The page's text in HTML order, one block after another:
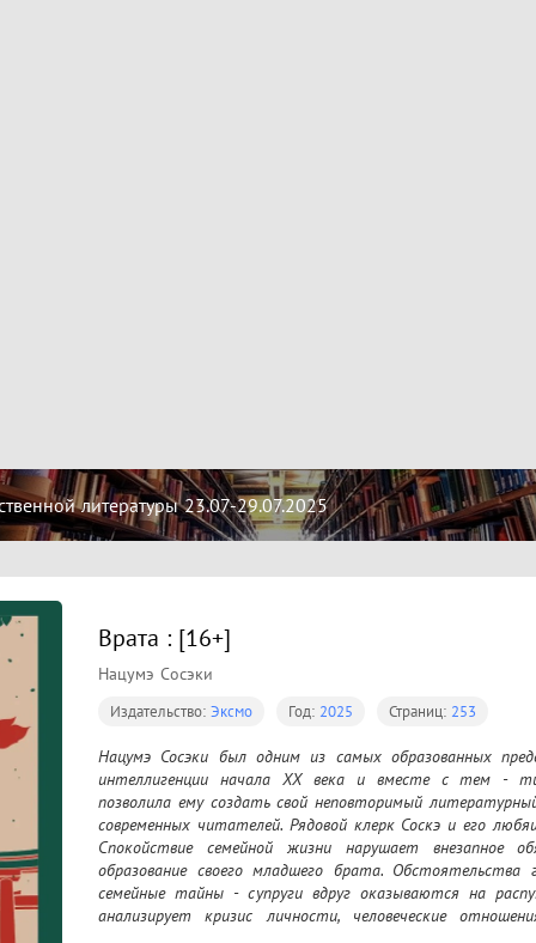
литературы 23.07-29.07.2025
Врата : [16+]
Нацумэ Сосэки
Издательство: Эксмо Год: 2025 Страниц: 253
Нацумэ Сосэки был одним из самых образованных
интеллигенции начала XX века и вместе с тем -
позволила ему создать свой неповторимый
современных читателей. Рядовой клерк Соскэ и его
Спокойствие семейной жизни нарушает внезапное
образование своего младшего брата.
семейные тайны - супруги вдруг оказываются на
анализирует кризис личности, человеческие